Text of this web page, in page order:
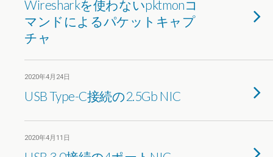
Wiresharkを使わないpktmonコ
マンドによるパケットキャプ
チャ
2020年4月24日
USB Type-C接続の2.5Gb NIC
2020年4月11日